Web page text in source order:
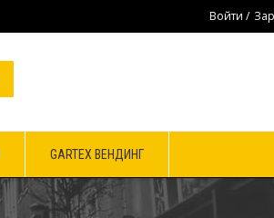
Войти /
GARTEX ВЕНДИНГ